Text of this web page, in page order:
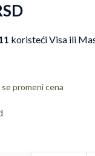
koristeći Visa ili
promeni cena